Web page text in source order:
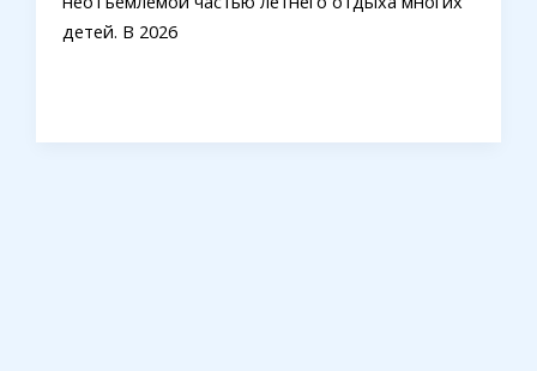
детей. В 2026